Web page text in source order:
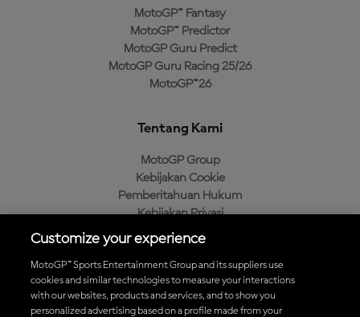
MotoGP™ Fantasy
MotoGP™ Predictor
MotoGP Guru Predict
MotoGP Guru Racing 25/26
MotoGP™26
Tentang Kami
MotoGP Group
Kebijakan Cookie
Pemberitahuan Hukum
Kebijakan Privasi
Kebijakan Pembelian
Unduh Aplikasi Resmi MotoGP™
Customize your experience
MotoGP™ Sports Entertainment Group and its suppliers use
cookies and similar technologies to measure your interactions
with our websites, products and services, and to show you
personalized advertising based on a profile made from your